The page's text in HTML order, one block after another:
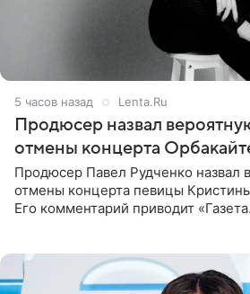
5 часов назад Lenta.Ru
Продюсер назвал
отмены концерта
Продюсер Павел Рудченко назвал
отмены концерта певицы
Его комментарий приводит